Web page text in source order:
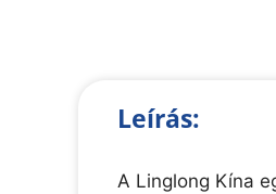
Leírás:
A Linglong Kína